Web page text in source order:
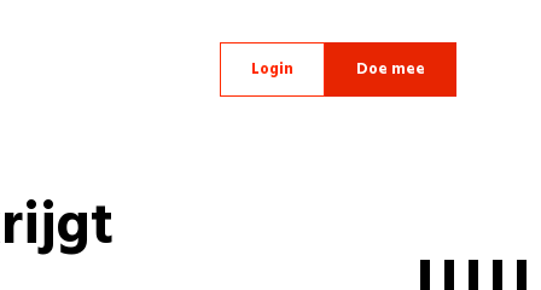
Login Doe mee